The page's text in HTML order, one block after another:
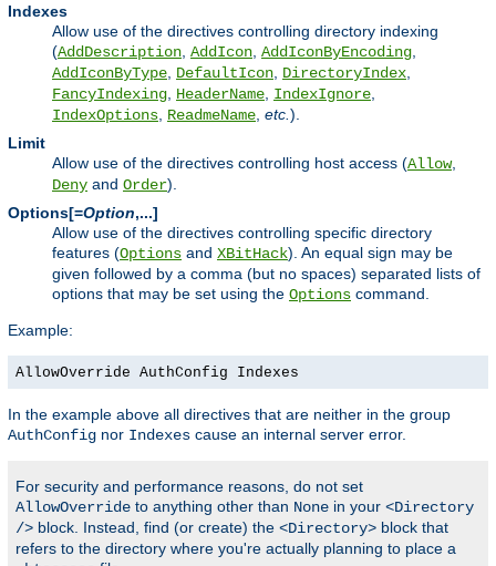
Indexes
Allow use of the directives controlling directory indexing
(AddDescription AddIcon AddIconByEncoding
AddIconByType DefaultIcon DirectoryIndex
FancyIndexing HeaderName IndexIgnore
IndexOptions ReadmeName etc. ).
Limit
Allow use of the directives controlling host access (Allow,
Deny and Order).
Options[=Option,...]
Allow use of the directives controlling specific directory
features (Options and XBitHack). An equal sign may be
given followed by a comma (but no spaces) separated lists of
options that may be set using the Options command.
Example:
AllowOverride AuthConfig Indexes
In the example above all directives that are neither in the group
AuthConfig nor Indexes cause an internal server error.
For security and performance reasons, do not set
AllowOverride to anything other than None in your <Directory
/> block. Instead, find (or create) the <Directory> block that
refers to the directory where you're actually planning to place a